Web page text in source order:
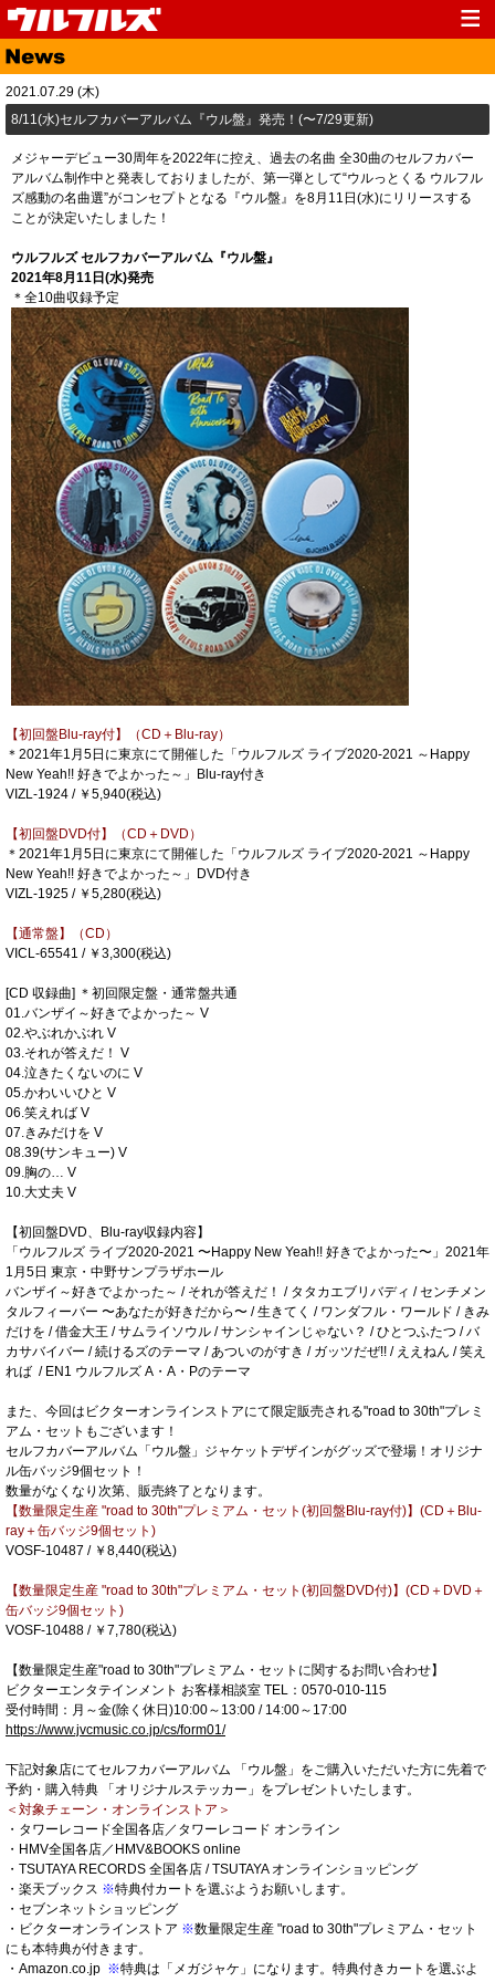
Top
Media Live
Fanclub Goods
2021.07.29 (木)
8/11(水)セルフカバーアルバム『ウル盤』発売！(〜7/29更新)
メジャーデビュー30周年を2022年に控え、過去の名曲 全30曲のセルフカバー
アルバム制作中と発表しておりましたが、第一弾として“ウルっとくる ウルフル
ズ感動の名曲選”がコンセプトとなる『ウル盤』を8月11日(水)にリリースする
ことが決定いたしました！
ウルフルズ セルフカバーアルバム『ウル盤』
2021年8月11日(水)発売
＊全10曲収録予定
【初回盤Blu-ray付】（CD＋Blu-ray）
＊2021年1月5日に東京にて開催した「ウルフルズ ライブ2020-2021 ～Happy
New Yeah!! 好きでよかった～」Blu-ray付き
VIZL-1924 / ￥5,940(税込)
【初回盤DVD付】（CD＋DVD）
＊2021年1月5日に東京にて開催した「ウルフルズ ライブ2020-2021 ～Happy
New Yeah!! 好きでよかった～」DVD付き
VIZL-1925 / ￥5,280(税込)
【通常盤】（CD）
VICL-65541 / ￥3,300(税込)
[CD 収録曲] ＊初回限定盤・通常盤共通
01.バンザイ～好きでよかった～ V
02.やぶれかぶれ V
03.それが答えだ！ V
04.泣きたくないのに V
05.かわいいひと V
06.笑えれば V
07.きみだけを V
08.39(サンキュー) V
09.胸の… V
10.大丈夫 V
【初回盤DVD、Blu-ray収録内容】
「ウルフルズ ライブ2020-2021 〜Happy New Yeah!! 好きでよかった〜」2021年
1月5日 東京・中野サンプラザホール
バンザイ～好きでよかった～ / それが答えだ！ / タタカエブリバディ / センチメン
タルフィーバー 〜あなたが好きだから〜 / 生きてく / ワンダフル・ワールド / きみ
だけを / 借金大王 / サムライソウル / サンシャインじゃない？ / ひとつふたつ / バ
カサバイバー / 続けるズのテーマ / あついのがすき / ガッツだぜ!! / ええねん / 笑え
れば / EN1 ウルフルズ A・A・Pのテーマ
また、今回はビクターオンラインストアにて限定販売される"road to 30th"プレミ
アム・セットもございます！
セルフカバーアルバム「ウル盤」ジャケットデザインがグッズで登場！オリジナ
ル缶バッジ9個セット！
数量がなくなり次第、販売終了となります。
【数量限定生産 "road to 30th"プレミアム・セット(初回盤Blu-ray付)】(CD＋Blu-
ray＋缶バッジ9個セット)
VOSF-10487 / ￥8,440(税込)
【数量限定生産 "road to 30th"プレミアム・セット(初回盤DVD付)】(CD＋DVD＋
缶バッジ9個セット)
VOSF-10488 / ￥7,780(税込)
【数量限定生産"road to 30th"プレミアム・セットに関するお問い合わせ】
ビクターエンタテインメント お客様相談室 TEL：0570-010-115
受付時間：月～金(除く休日)10:00～13:00 / 14:00～17:00
https://www.jvcmusic.co.jp/cs/form01/
下記対象店にてセルフカバーアルバム 「ウル盤」をご購入いただいた方に先着で
予約・購入特典 「オリジナルステッカー」をプレゼントいたします。
＜対象チェーン・オンラインストア＞
・タワーレコード全国各店／タワーレコード オンライン
・HMV全国各店／HMV&BOOKS online
・TSUTAYA RECORDS 全国各店 / TSUTAYA オンラインショッピング
・楽天ブックス ※特典付カートを選ぶようお願いします。
・セブンネットショッピング
・ビクターオンラインストア ※数量限定生産 "road to 30th"プレミアム・セット
にも本特典が付きます。
・Amazon.co.jp ※特典は「メガジャケ」になります。特典付きカートを選ぶよ